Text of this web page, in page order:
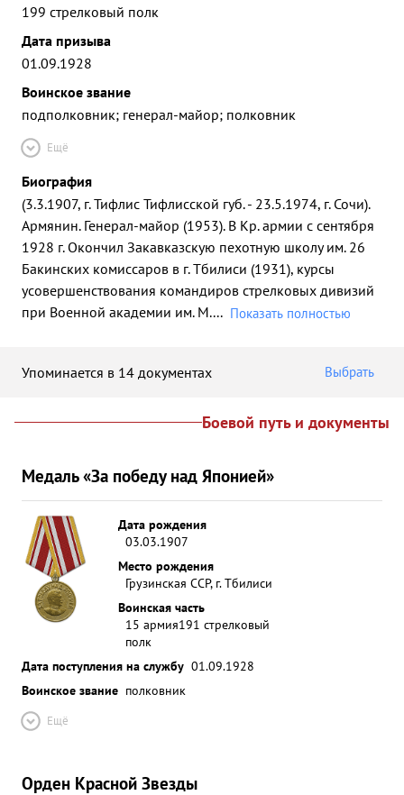
199 стрелковый полк
Дата призыва
01.09.1928
Воинское звание
подполковник; генерал-майор; полковник
Ещё
Биография
(3.3.1907, г. Тифлис Тифлисской губ. - 23.5.1974, г. Сочи).
Армянин. Генерал-майор (1953). В Кр. армии с сентября
1928 г. Окончил Закавказскую пехотную школу им. 26
Бакинских комиссаров в г. Тбилиси (1931), курсы
усовершенствования командиров стрелковых дивизий
при Военной академии им. М.... Показать полностью
Упоминается в 14 документах Выбрать
Боевой путь и документы
Медаль «За победу над Японией»
Дата рождения
03.03.1907
Место рождения
Грузинская ССР, г. Тбилиси
Воинская часть
15 армия191 стрелковый
полк
Дата поступления на службу 01.09.1928
Воинское звание полковник
Ещё
Орден Красной Звезды